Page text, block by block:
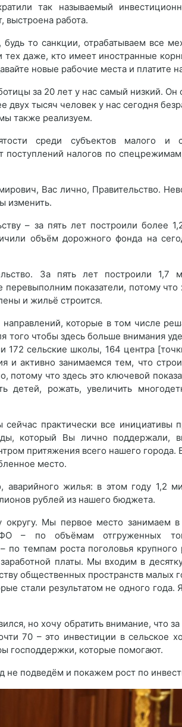
так называемый
выстроена работа.
то санкции, отрабатываем все
тех даже, кто имеет иностранные
новые рабочие места и платите
за 20 лет у нас самый низкий. Он
двух тысяч человек у нас сегодня
также реализуем.
среди субъектов малого и
поступлений налогов по
Вас лично, Правительство.
изменить.
– за пять лет построили более
объём дорожного фонда на
За пять лет построили 1,7
показатели, потому что
и жильё строится.
которые в том числе
того чтобы здесь больше внимания
172 сельские школы, 164 центра
и активно занимаемся тем, что
что здесь это ключевой
детей, рожать, увеличить
практически все инициативы
который Вы лично поддержали,
притяжения всего нашего города.
место.
жилья: в этом году 1,2
рублей из нашего бюджета.
округу. Мы первое место занимаем
– по объёмам отгруженных
темпам роста поголовья крупного
платы. Мы входим в
общественных пространств малых
стали результатом не одного года.
но хочу обратить внимание, что за
70 – это инвестиции в сельское
господдержки, которые помогают.
не подведём и покажем рост по